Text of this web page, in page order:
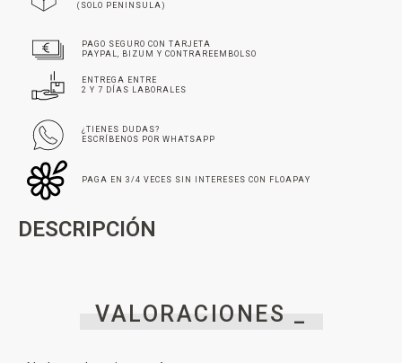
(SOLO PENINSULA)
PAGO SEGURO CON TARJETA
PAYPAL, BIZUM Y CONTRAREEMBOLSO
ENTREGA ENTRE
2 Y 7 DÍAS LABORALES
¿TIENES DUDAS?
ESCRÍBENOS POR WHATSAPP
PAGA EN 3/4 VECES SIN INTERESES CON FLOAPAY
DESCRIPCIÓN
VALORACIONES _